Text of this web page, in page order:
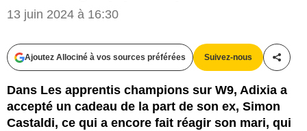
13 juin 2024 à 16:30
Ajoutez Allociné à vos sources préférées Suivez-nous
Dans Les apprentis champions sur W9, Adixia a
accepté un cadeau de la part de son ex, Simon
Castaldi, ce qui a encore fait réagir son mari, qui